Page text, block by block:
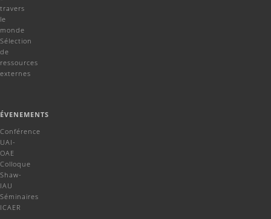
travers
le
monde
Sélection
de
ressources
externes
ÉVENEMENTS
Conférence
UAI-
OAE
Colloque
Shaw-
IAU
Séminaires
ICAER